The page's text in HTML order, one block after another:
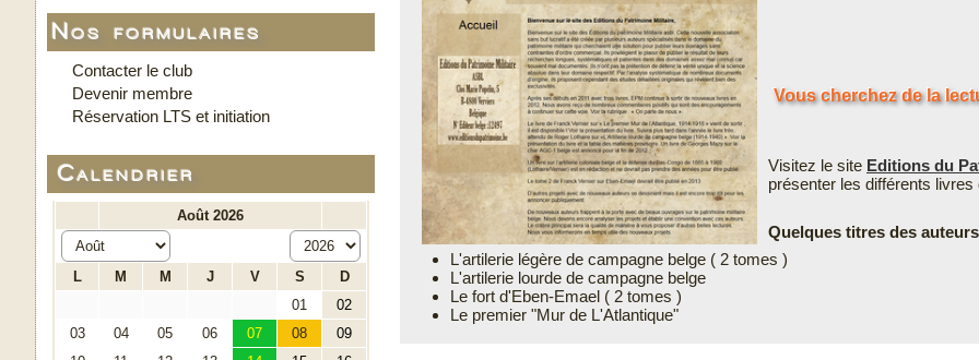
Nos formulaires
Contacter le club
Devenir membre
Réservation LTS et initiation
Calendrier
Vous cherchez de la
Visitez le site Editions du
présenter les différents
Quelques titres des
L'artilerie légère de campagne belge ( 2 tomes )
L'artilerie lourde de campagne belge
Le fort d'Eben-Emael ( 2 tomes )
Le premier "Mur de L'Atlantique"